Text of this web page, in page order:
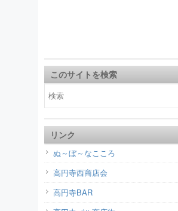
このサイトを検索
リンク
ぬ～ぼ～なこころ
高円寺西商店会
高円寺BAR